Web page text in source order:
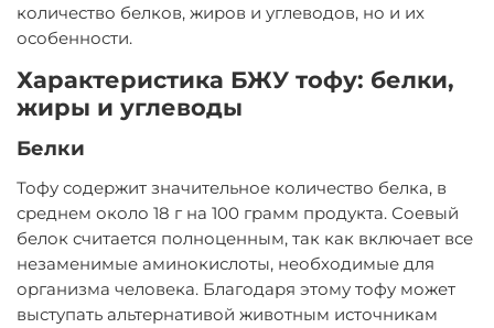
количество белков, жиров и углеводов, но и их
особенности.
Характеристика БЖУ тофу: белки,
жиры и углеводы
Белки
Тофу содержит значительное количество белка, в
среднем около 18 г на 100 грамм продукта. Соевый
белок считается полноценным, так как включает все
незаменимые аминокислоты, необходимые для
организма человека. Благодаря этому тофу может
выступать альтернативой животным источникам